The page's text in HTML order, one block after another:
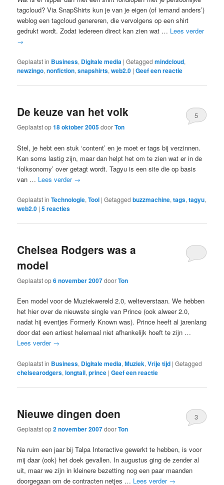
tagcloud? Via SnapShirts kun je van je eigen (of iemand anders’)
weblog een tagcloud genereren, die vervolgens op een shirt
gedrukt wordt. Zodat iedereen direct kan zien wat … Lees verder
→
Geplaatst in Business, Digitale media |Getagged mindcloud,
newzingo,nonfiction,snapshirts,web2.0 |Geef een reactie
De keuze van het volk
Geplaatst op18 oktober 2005doorTon
5
Stel, je hebt een stuk ‘content’ en je moet er tags bij verzinnen.
Kan soms lastig zijn, maar dan helpt het om te zien wat er in de
‘folksonomy’ over getagt wordt. Tagyu is een site die op basis
van … Lees verder →
Geplaatst in Technologie,Tool |Getagged buzzmachine,tags,tagyu,
web2.0 |5reacties
Chelsea Rodgers was a
model
Geplaatst op6 november 2007doorTon
Een model voor de Muziekwereld 2.0, welteverstaan. We hebben
het hier over de nieuwste single van Prince (ook alweer 2.0,
nadat hij eventjes Formerly Known was). Prince heeft al jarenlang
door dat een artiest helemaal niet afhankelijk hoeft te zijn …
Lees verder →
Geplaatst in Business, Digitale media,Muziek,Vrije tijd |Getagged
chelsearodgers,longtail,prince |Geef een reactie
Nieuwe dingen doen
Geplaatst op2 november 2007doorTon
3
Na ruim een jaar bij Talpa Interactive gewerkt te hebben, is voor
mij daar (ook) het doek gevallen. In augustus ging de zender al
uit, maar we zijn in kleinere bezetting nog een paar maanden
doorgegaan om de contracten netjes … Lees verder →